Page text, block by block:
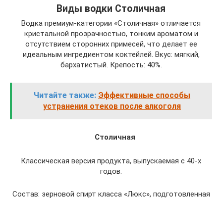
Виды водки Столичная
Водка премиум-категории «Столичная» отличается
кристальной прозрачностью, тонким ароматом и
отсутствием сторонних примесей, что делает ее
идеальным ингредиентом коктейлей. Вкус: мягкий,
бархатистый. Крепость: 40%.
Читайте также: Эффективные способы
устранения отеков после алкоголя
Столичная
Классическая версия продукта, выпускаемая с 40-х
годов.
Состав: зерновой спирт класса «Люкс», подготовленная